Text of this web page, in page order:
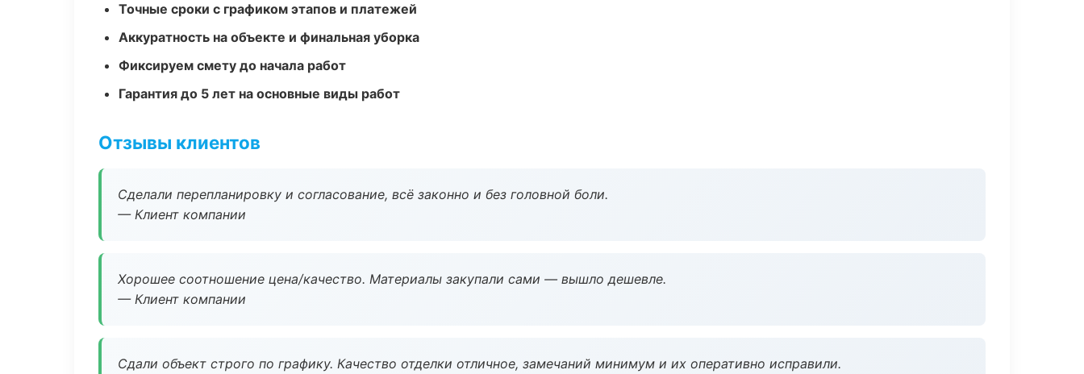
Точные сроки с графиком этапов и платежей
Аккуратность на объекте и финальная уборка
Фиксируем смету до начала работ
Гарантия до 5 лет на основные виды работ
Отзывы клиентов
Сделали перепланировку и согласование, всё законно и без головной боли.
— Клиент компании
Хорошее соотношение цена/качество. Материалы закупали сами — вышло дешевле.
— Клиент компании
Сдали объект строго по графику. Качество отделки отличное, замечаний минимум и их оперативно исправили.